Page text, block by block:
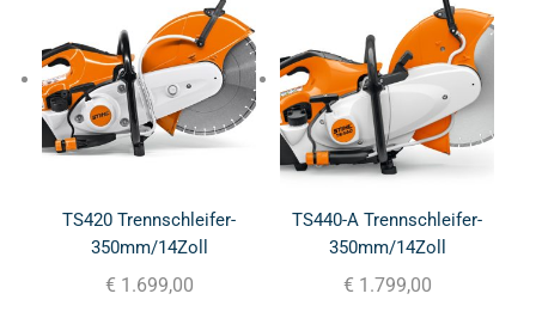
TS420 Trennschleifer-
350mm/14Zoll
€ 1.699,00
TS440-A Trennschleifer-
350mm/14Zoll
€ 1.799,00